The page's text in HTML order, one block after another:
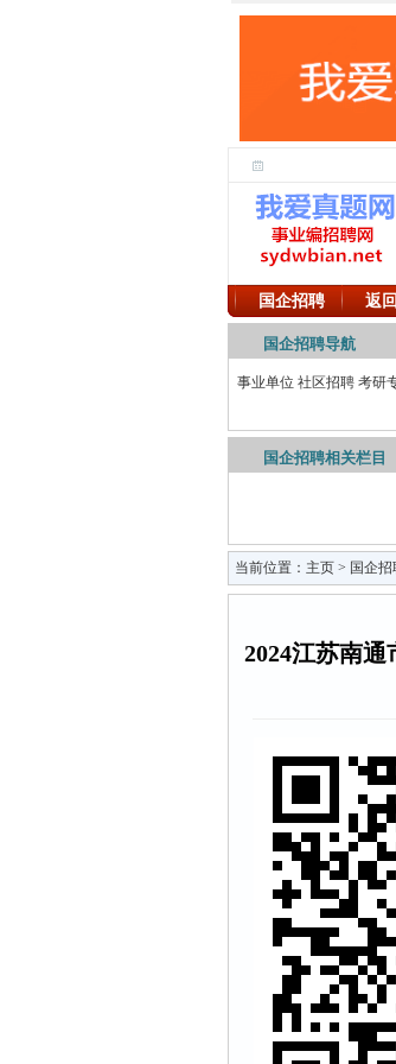
国企招聘 返
国企招聘导航
事业单位 社区招聘 考研
国企招聘相关栏目
当前位置： 主页 > 国企招
2024江苏南